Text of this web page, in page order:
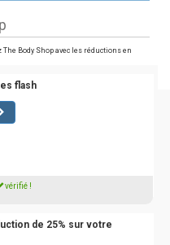
The Body Shop avec les réductions en
flash
vérifié !
de 25% sur votre